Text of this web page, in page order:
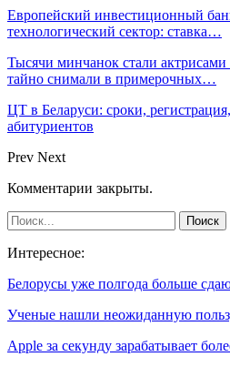
Европейский инвестиционный
технологический сектор: ставка…
Тысячи минчанок стали
тайно снимали в примерочных…
ЦТ в Беларуси: сроки,
абитуриентов
Prev Next
Комментарии закрыты.
Интересное:
Белорусы уже полгода больше
Ученые нашли неожиданную
Apple за секунду зарабатывает